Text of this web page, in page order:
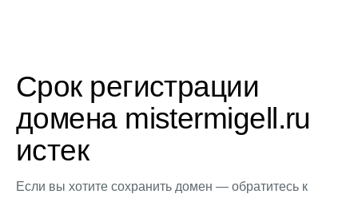
Срок регистрации
домена mistermigell.ru
истек
Если вы хотите сохранить домен — обратитесь к